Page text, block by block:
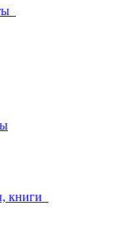
книги